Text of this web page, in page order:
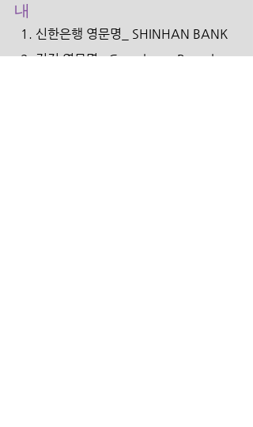
내
  1. 신한은행 영문명_ SHINHAN BANK
  2. 지점 영문명_ Gwacheon Branch